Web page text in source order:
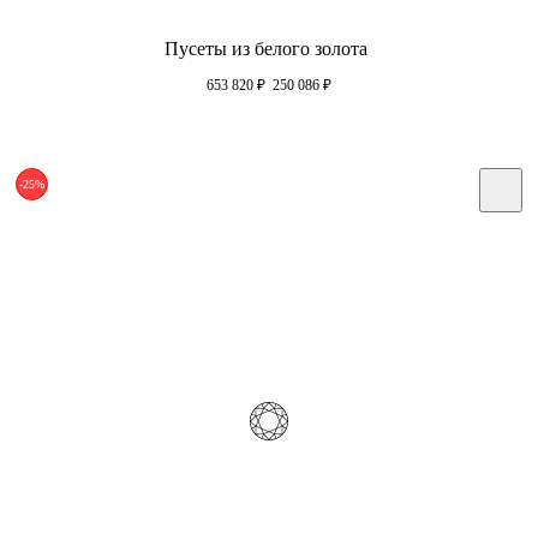
Пусеты из белого золота
653 820 ₽ 250 086 ₽
-25%